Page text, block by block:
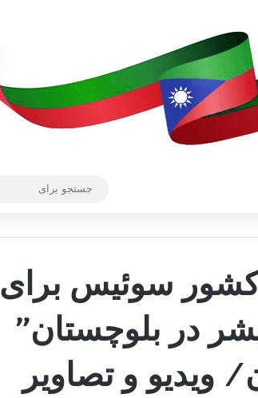
سوئیس برای
در بلوچستان”
ویدیو و تصاویر